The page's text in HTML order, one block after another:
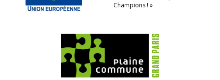
Champions ! »